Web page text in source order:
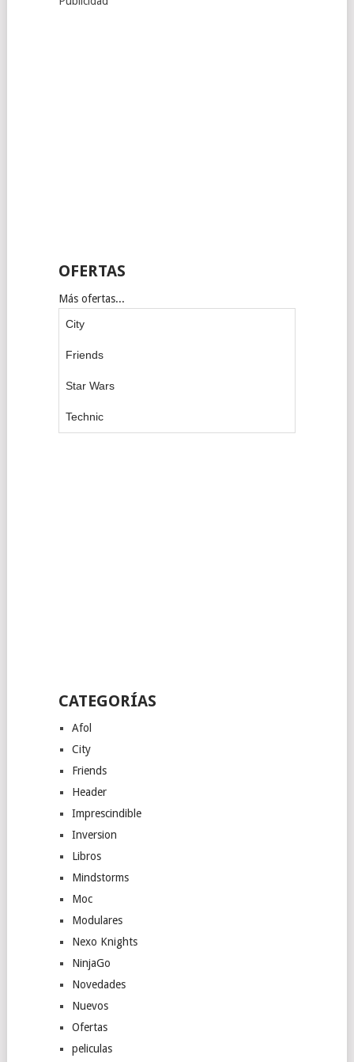
OFERTAS
Más ofertas...
City
Friends
Star Wars
Technic
CATEGORÍAS
Afol
City
Friends
Header
Imprescindible
Inversion
Libros
Mindstorms
Moc
Modulares
Nexo Knights
NinjaGo
Novedades
Nuevos
Ofertas
peliculas